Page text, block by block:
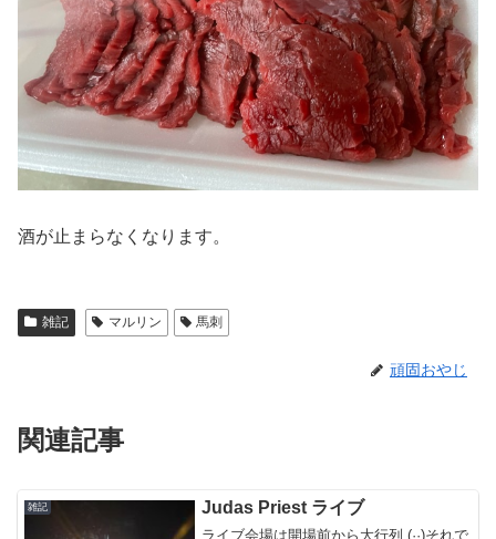
酒が止まらなくなります。
雑記 マルリン 馬刺
頑固おやじ
関連記事
雑記 Judas Priest ライブ
ライブ会場は開場前から大行列 (··)それで